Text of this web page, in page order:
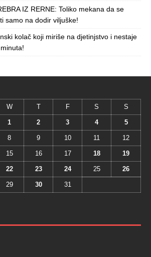
IZ RERNE: Toliko mekana da se
samo na dodir viljuške!
kolač koji miriše na djetinjstvo i nestaje
W T F S S
1 2 3 4 5
8 9 10 11 12
15 16 17 18 19
22 23 24 25 26
29 30
31